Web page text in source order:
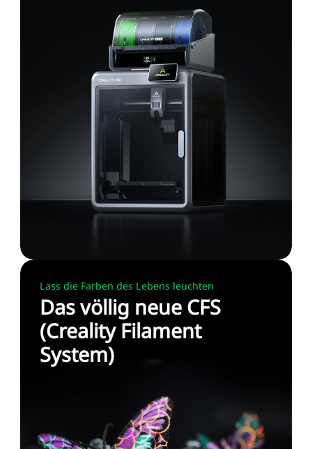
Lass die Farben des Lebens leuchten
Das völlig neue CFS
(Creality Filament
System)